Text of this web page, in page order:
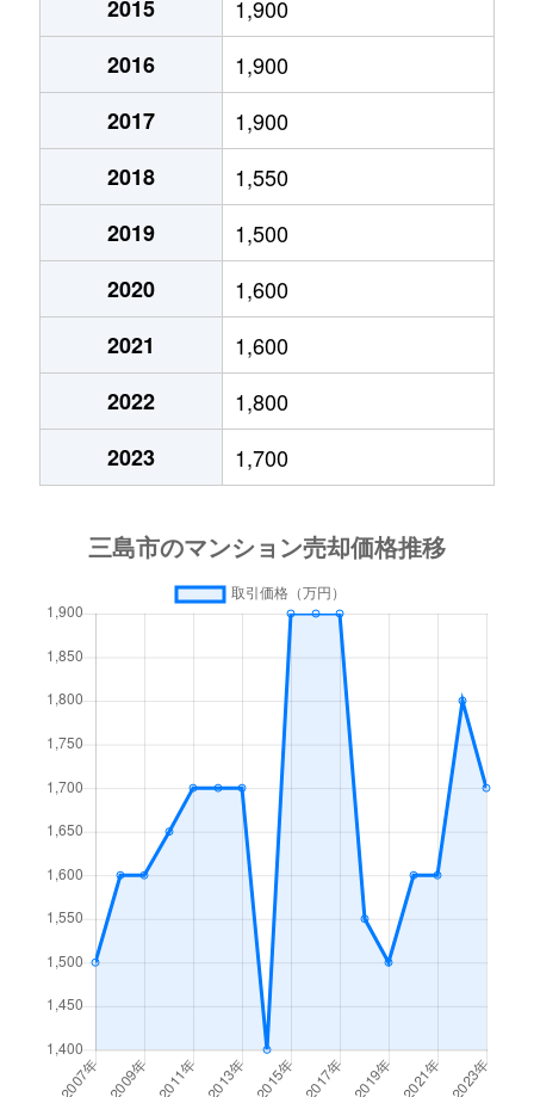
2015
1,900
2016
1,900
2017
1,900
2018
1,550
2019
1,500
2020
1,600
2021
1,600
2022
1,800
2023
1,700